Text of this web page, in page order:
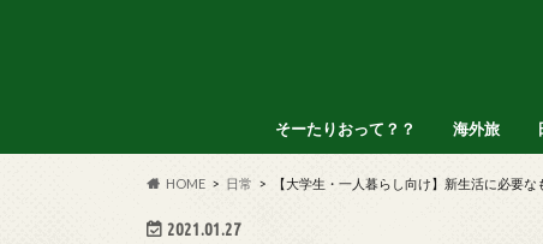
そーたりおって？？ 海外旅
HOME 日常 【大学生・一人暮らし向け】新生活に必要な
2021.01.27